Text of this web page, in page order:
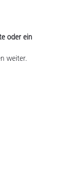
oder ein
weiter.